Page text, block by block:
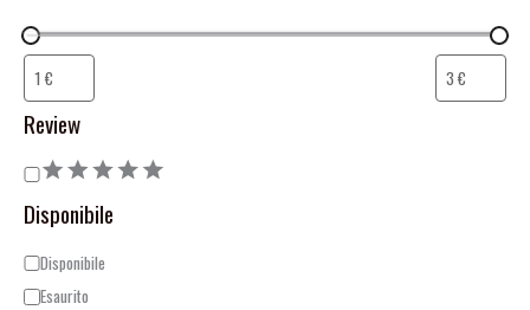
Review
Disponibile
Disponibile
Esaurito